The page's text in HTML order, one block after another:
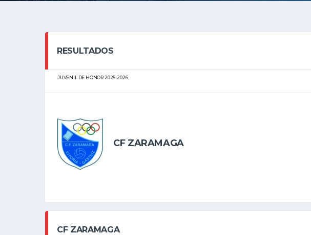
RESULTADOS
JUVENIL DE HONOR 2025-2026
CF ZARAMAGA
CF ZARAMAGA